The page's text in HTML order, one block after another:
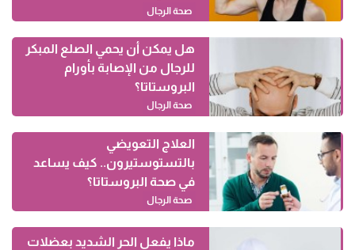
صحة الرجال
هل يمكن أن يحمي الصلع المبكر
للرجال من الإصابة بأورام
البروستاتا؟
صحة الرجال
العلاج التعويضي
بالتستوستيرون.. كيف يساعد
في صحة البروستاتا؟
صحة الرجال
ماذا يفعل الحر الشديد بعضلات